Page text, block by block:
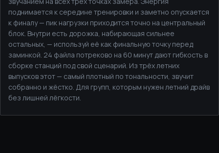
поднимается к середине тренировки и заметно опускается
к финалу — пик нагрузки приходится точно на центральный
блок. Внутри есть дорожка, набирающая сильнее
остальных, — используй её как финальную точку перед
заминкой. 24 файла потреково на 60 минут дают гибкость в
сборке станций под свой сценарий. Из трёх летних
выпусков этот — самый плотный по тональности, звучит
собранно и жёстко. Для групп, которым нужен летний драйв
без лишней лёгкости.